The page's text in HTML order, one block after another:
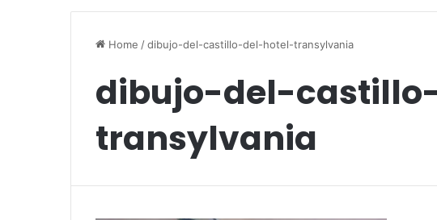
Home /dibujo-del-castillo-del-hotel-transylvania
dibujo-del-
transylvania